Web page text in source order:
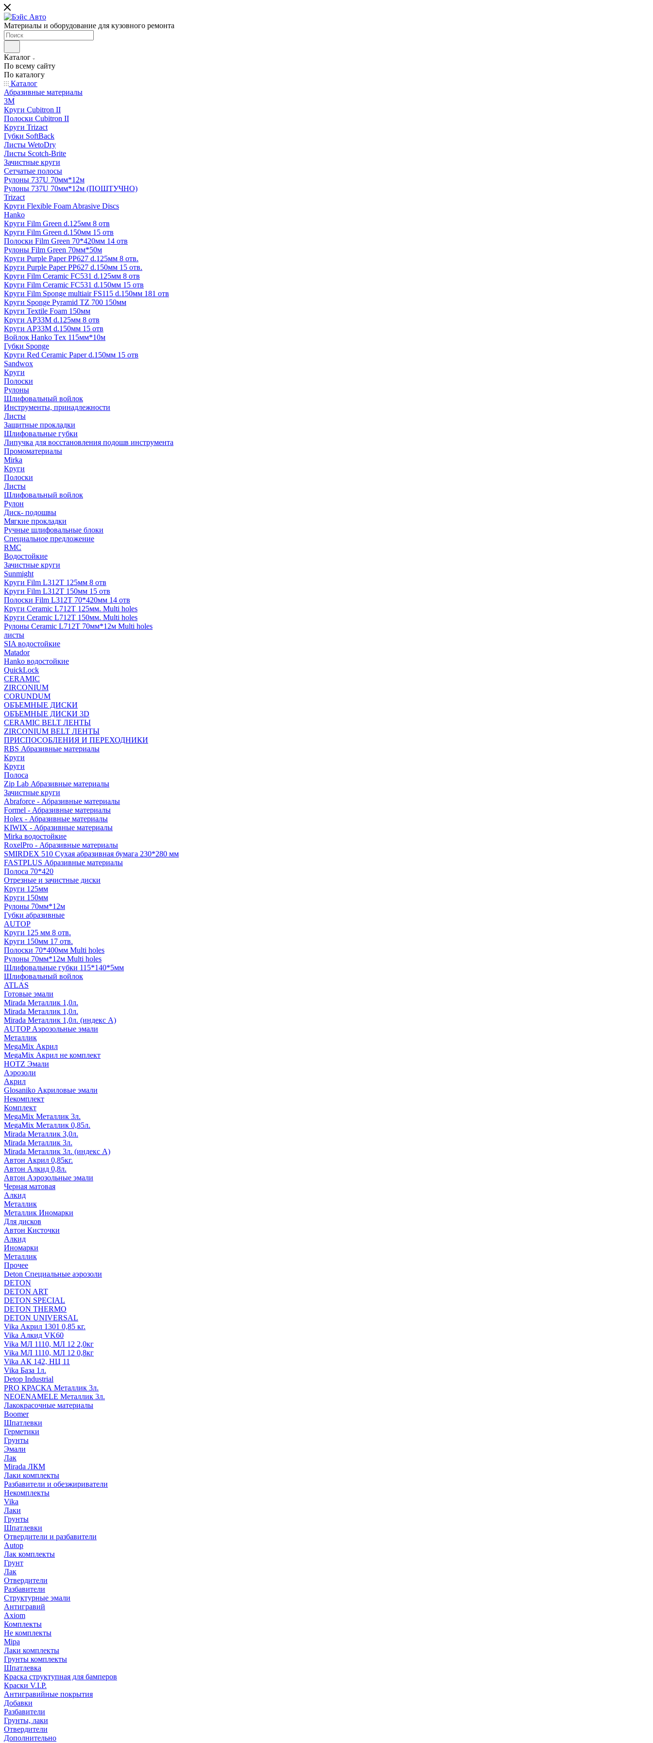
Материалы и оборудование для кузовного ремонта
Каталог
По всему сайту
По каталогу
Каталог
Абразивные материалы
3M
Круги Cubitron II
Полоски Cubitron II
Круги Trizact
Губки SoftBack
Листы WetoDry
Листы Scotch-Brite
Зачистные круги
Сетчатые полосы
Рулоны 737U 70мм*12м
Рулоны 737U 70мм*12м (ПОШТУЧНО)
Trizact
Круги Flexible Foam Abrasive Discs
Hanko
Круги Film Green d.125мм 8 отв
Круги Film Green d.150мм 15 отв
Полоски Film Green 70*420мм 14 отв
Рулоны Film Green 70мм*50м
Круги Purple Paper PP627 d.125мм 8 отв.
Круги Purple Paper PP627 d.150мм 15 отв.
Круги Film Ceramic FC531 d.125мм 8 отв
Круги Film Ceramic FC531 d.150мм 15 отв
Круги Film Sponge multiair FS115 d.150мм 181 отв
Круги Sponge Pyramid TZ 700 150мм
Круги Textile Foam 150мм
Круги AP33M d.125мм 8 отв
Круги AP33M d.150мм 15 отв
Войлок Hanko Tех 115мм*10м
Губки Sponge
Круги Red Ceramic Paper d.150мм 15 отв
Sandwox
Круги
Полоски
Рулоны
Шлифовальный войлок
Инструменты, принадлежности
Листы
Защитные прокладки
Шлифовальные губки
Липучка для восстановления подошв инструмента
Промоматериалы
Mirka
Круги
Полоски
Листы
Шлифовальный войлок
Рулон
Диск- подошвы
Мягкие прокладки
Ручные шлифовальные блоки
Специальное предложение
RMC
Водостойкие
Зачистные круги
Sunmight
Круги Film L312T 125мм 8 отв
Круги Film L312T 150мм 15 отв
Полоски Film L312T 70*420мм 14 отв
Круги Ceramic L712T 125мм. Multi holes
Круги Ceramic L712T 150мм. Multi holes
Рулоны Ceramic L712T 70мм*12м Multi holes
листы
SIA водостойкие
Matador
Hanko водостойкие
QuickLock
CERAMIC
ZIRCONIUM
СORUNDUM
ОБЪЕМНЫЕ ДИСКИ
ОБЪЕМНЫЕ ДИСКИ 3D
CERAMIC BELT ЛЕНТЫ
ZIRCONIUM BELT ЛЕНТЫ
ПРИСПОСОБЛЕНИЯ И ПЕРЕХОДНИКИ
RBS Абразивные материалы
Круги
Круги
Полоса
Zip Lab Абразивные материалы
Зачистные круги
Abraforce - Абразивные материалы
Formel - Абразивные материалы
Holex - Абразивные материалы
KIWIX - Абразивные материалы
Mirka водостойкие
RoxelPro - Абразивные материалы
SMIRDEX 510 Сухая абразивная бумага 230*280 мм
FASTPLUS Абразивные материалы
Полоса 70*420
Отрезные и зачистные диски
Круги 125мм
Круги 150мм
Рулоны 70мм*12м
Губки абразивные
AUTOP
Круги 125 мм 8 отв.
Круги 150мм 17 отв.
Полоски 70*400мм Multi holes
Рулоны 70мм*12м Multi holes
Шлифовальные губки 115*140*5мм
Шлифовальный войлок
ATLAS
Готовые эмали
Mirada Металлик 1,0л.
Mirada Металлик 1,0л.
Mirada Металлик 1,0л. (индекс А)
AUTOP Аэрозольные эмали
Металлик
MegaMix Акрил
MegaMix Акрил не комплект
HOTZ Эмали
Аэрозоли
Акрил
Glosaniko Акриловые эмали
Некомплект
Комплект
MegaMix Металлик 3л.
MegaMix Металлик 0,85л.
Mirada Металлик 3,0л.
Mirada Металлик 3л.
Mirada Металлик 3л. (индекс А)
Автон Акрил 0,85кг.
Автон Алкид 0,8л.
Автон Аэрозольные эмали
Черная матовая
Алкид
Металлик
Металлик Иномарки
Для дисков
Автон Кисточки
Алкид
Иномарки
Металлик
Прочее
Deton Специальные аэрозоли
DETON
DETON ART
DETON SPECIAL
DETON THERMO
DETON UNIVERSAL
Vika Акрил 1301 0,85 кг.
Vika Алкид VK60
Vika МЛ 1110, МЛ 12 2,0кг
Vika МЛ 1110, МЛ 12 0,8кг
Vika АК 142, НЦ 11
Vika База 1л.
Detop Industrial
PRO КРАСКА Металлик 3л.
NEOENAMELE Металлик 3л.
Лакокрасочные материалы
Boomer
Шпатлевки
Герметики
Грунты
Эмали
Лак
Mirada ЛКМ
Лаки комплекты
Разбавители и обезжириватели
Некомплекты
Vika
Лаки
Грунты
Шпатлевки
Отвердители и разбавители
Autop
Лак комплекты
Грунт
Лак
Отвердители
Разбавители
Структурные эмали
Антигравий
Axiom
Комплекты
Не комплекты
Mipa
Лаки комплекты
Грунты комплекты
Шпатлевка
Краска структупная для бамперов
Краски V.I.P.
Антигравийные покрытия
Добавки
Разбавители
Грунты, лаки
Отвердители
Дополнительно